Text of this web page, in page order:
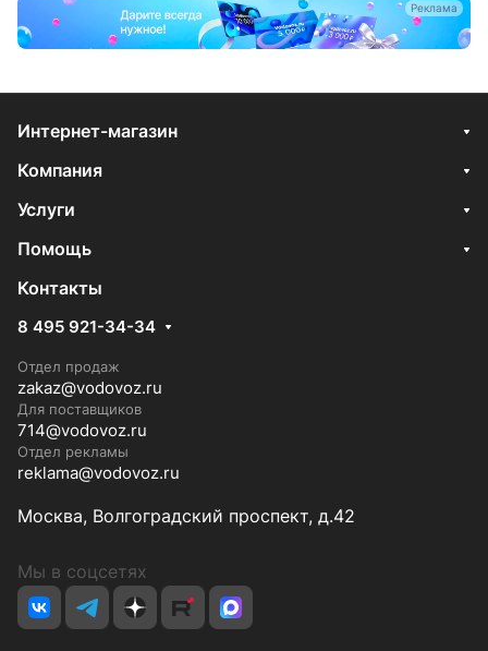
Реклама
Интернет-магазин
Компания
Услуги
Помощь
Контакты
8 495 921-34-34
Отдел продаж
zakaz@vodovoz.ru
Для поставщиков
714@vodovoz.ru
Отдел рекламы
reklama@vodovoz.ru
Москва, Волгоградский проспект, д.42
Мы в соцсетях